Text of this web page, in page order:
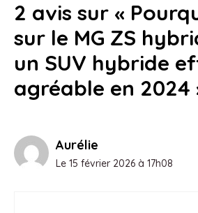
2 avis sur «
sur le MG ZS
un SUV hybride
agréable en 2024
Aurélie
Le 15 février 2026 à 17h08